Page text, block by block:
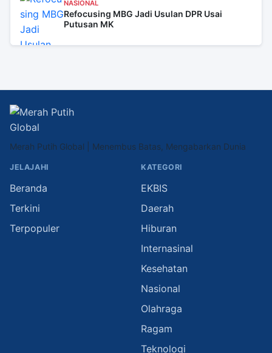
NASIONAL
Refocusing MBG Jadi Usulan DPR Usai
Putusan MK
Merah Putih Global | Menembus Batas, Mengabarkan Dunia
JELAJAHI
Beranda
Terkini
Terpopuler
KATEGORI
EKBIS
Daerah
Hiburan
Internasinal
Kesehatan
Nasional
Olahraga
Ragam
Teknologi